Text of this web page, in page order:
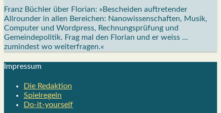
Franz Büchler über Florian: »Bescheiden auftretender
Allrounder in allen Bereichen: Nanowissenschaften, Musik,
Computer und Wordpress, Rechnungsprüfung und
Gemeindepolitik. Frag mal den Florian und er weiss …
zumindest wo weiterfragen.«
Impres­sum
Die Redak­ti­on
Spiel­re­geln
Do-it-your­s­elf